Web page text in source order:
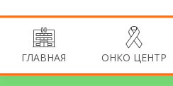
ГЛАВНАЯ ОНКО ЦЕНТР